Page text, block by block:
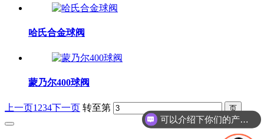
哈氏合金球阀
蒙乃尔400球阀
上一页1 234下一页 转至第
可以介绍下你们的产品么